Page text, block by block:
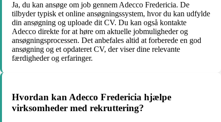
Ja, du kan ansøge om job gennem Adecco Fredericia. De
tilbyder typisk et online ansøgningssystem, hvor du kan udfylde
din ansøgning og uploade dit CV. Du kan også kontakte
Adecco direkte for at høre om aktuelle jobmuligheder og
ansøgningsprocessen. Det anbefales altid at forberede en god
ansøgning og et opdateret CV, der viser dine relevante
færdigheder og erfaringer.
Hvordan kan Adecco Fredericia hjælpe
virksomheder med rekruttering?